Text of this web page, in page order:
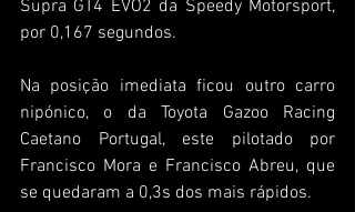
Supra GT4 EVO2 da Speedy Motorsport,
por 0,167 segundos.
Na posição imediata ficou outro carro
nipónico, o da Toyota Gazoo Racing
Caetano Portugal, este pilotado por
Francisco Mora e Francisco Abreu, que
se quedaram a 0,3s dos mais rápidos.